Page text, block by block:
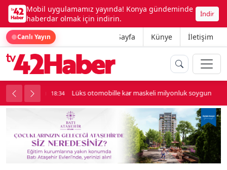
Mobil uygulamamız yayında! Konya gündeminde
haberdar olmak için indirin.
İndir
Canlı Yayın Ana Sayfa Künye İletişim
kavga çıktı 18:34 Lüks otomobille kar maskeli milyonluk soygun